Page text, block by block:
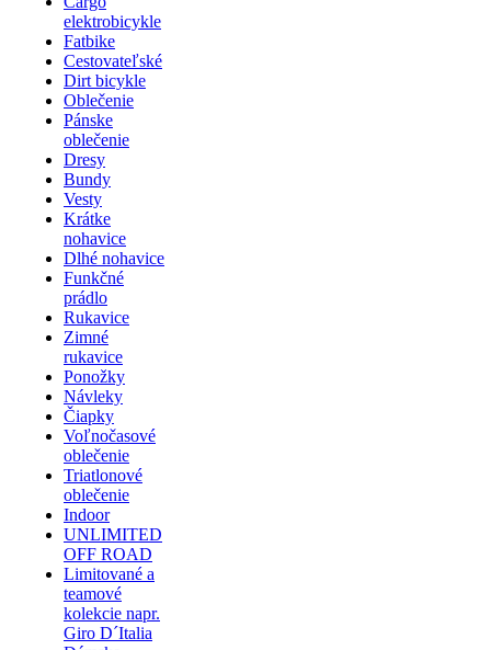
elektrobicykle
Fatbike
Cestovateľské
Dirt bicykle
Oblečenie
Pánske
oblečenie
Dresy
Bundy
Vesty
Krátke
nohavice
Dlhé nohavice
Funkčné
prádlo
Rukavice
Zimné
rukavice
Ponožky
Návleky
Čiapky
Voľnočasové
oblečenie
Triatlonové
oblečenie
Indoor
UNLIMITED
OFF ROAD
Limitované a
teamové
kolekcie napr.
Giro D´Italia